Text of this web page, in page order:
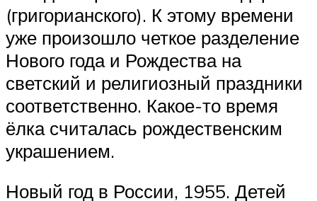
(григорианского). К этому времени
уже произошло четкое разделение
Нового года и Рождества на
светский и религиозный праздники
соответственно. Какое-то время
ёлка считалась рождественским
украшением.
Новый год в России, 1955. Детей